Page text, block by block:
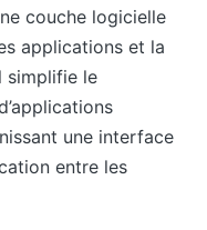
couche logicielle
applications et la
simplifie le
une interface
entre les